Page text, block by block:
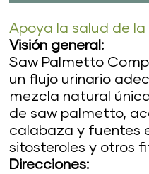
Apoya la salud de
Visión general:
Saw Palmetto
un flujo urinario
mezcla natural
de saw palmetto,
calabaza y fuentes
sitosteroles y otros
Direcciones: